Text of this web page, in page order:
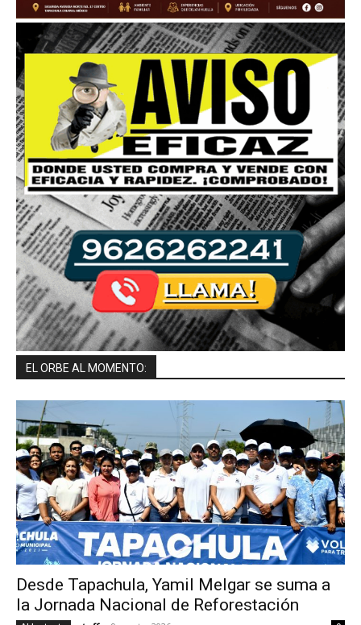
EL ORBE AL MOMENTO:
Desde Tapachula, Yamil Melgar se suma a
la Jornada Nacional de Reforestación